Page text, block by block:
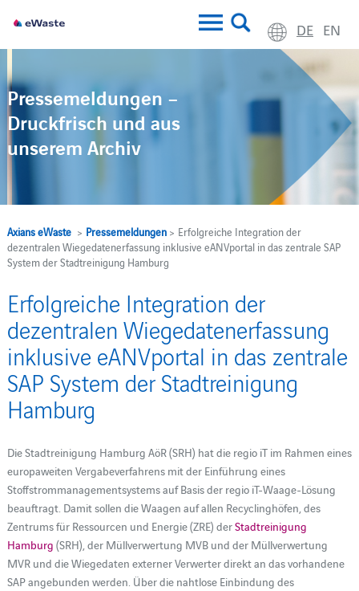
DE EN
Pressemeldungen –
Druckfrisch und aus
unserem Archiv
Axians eWaste> Pressemeldungen> Erfolgreiche Integration der
dezentralen Wiegedatenerfassung inklusive eANVportal in das zentrale SAP
System der Stadtreinigung Hamburg
Erfolgreiche Integration der
dezentralen Wiegedatenerfassung
inklusive eANVportal in das zentrale
SAP System der Stadtreinigung
Hamburg
Die Stadtreinigung Hamburg AöR (SRH) hat die regio iT im Rahmen eines
europaweiten Vergabeverfahrens mit der Einführung eines
Stoffstrommanagementsystems auf Basis der regio iT-Waage-Lösung
beauftragt. Damit sollen die Waagen auf allen Recyclinghöfen, des
Zentrums für Ressourcen und Energie (ZRE) derStadtreinigung
Hamburg (SRH), der Müllverwertung MVB und der Müllverwertung
MVR und die Wiegedaten externer Verwerter direkt an das vorhandene
SAP angebunden werden. Über die nahtlose Einbindung des